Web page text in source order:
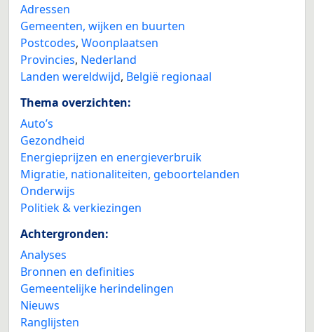
Adressen
Gemeenten, wijken en buurten
Postcodes, Woonplaatsen
Provincies, Nederland
Landen wereldwijd, België regionaal
Thema overzichten:
Auto’s
Gezondheid
Energieprijzen en energieverbruik
Migratie, nationaliteiten, geboortelanden
Onderwijs
Politiek & verkiezingen
Achtergronden:
Analyses
Bronnen en definities
Gemeentelijke herindelingen
Nieuws
Ranglijsten